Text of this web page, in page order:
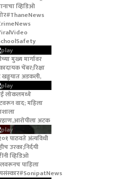
व्हिडिओ
मुख्य मार्गावर
चेंबर;रिक्षा
अडकली,
लोकलमध्ये
वाद; महिला
अटक
पाठवते अंत्यविधी
उरका;निर्दयी
व्हिडिओ
पाहिला